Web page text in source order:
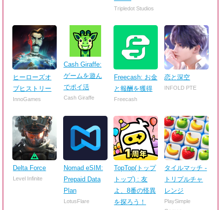
Tripledot Studios
ヒーローズオ
ブヒストリー
InnoGames
Cash Giraffe:
ゲームを遊ん
でポイ活
Cash Giraffe
Freecash: お金
と報酬を獲得
Freecash
恋と深空
INFOLD PTE
Delta Force
Level Infinite
Nomad eSIM:
Prepaid Data
Plan
LotusFlare
TopTop(トップ
トップ) : 友
よ、8番の怪異
を探ろう！
タイルマッチ -
トリプルチャ
レンジ
PlaySimple